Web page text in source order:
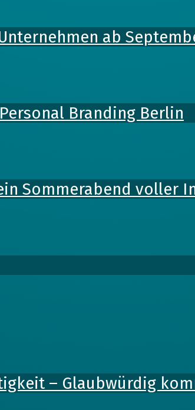
ab
Branding Berlin
Sommerabend voller
– Glaubwürdig